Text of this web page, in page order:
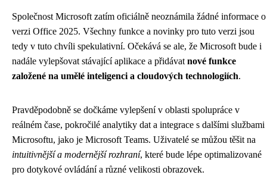
Společnost Microsoft zatím oficiálně neoznámila žádné informace o
verzi Office 2025. Všechny funkce a novinky pro tuto verzi jsou
tedy v tuto chvíli spekulativní. Očekává se ale, že Microsoft bude i
nadále vylepšovat stávající aplikace a přidávat nové funkce
založené na umělé inteligenci a cloudových technologiích.
Pravděpodobně se dočkáme vylepšení v oblasti spolupráce v
reálném čase, pokročilé analytiky dat a integrace s dalšími službami
Microsoftu, jako je Microsoft Teams. Uživatelé se můžou těšit na
intuitivnější a modernější rozhraní, které bude lépe optimalizované
pro dotykové ovládání a různé velikosti obrazovek.